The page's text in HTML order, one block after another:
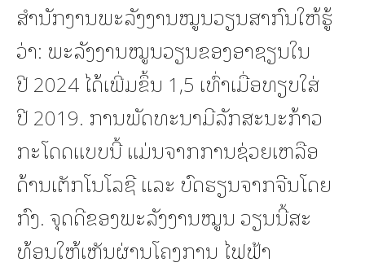
ສຳນັກງານພະລັງງານໝູນວຽນສາກົນໃຫ້ຮູ້
ວ່າ: ພະລັງງານໝູນວຽນຂອງອາຊຽນໃນ
ປີ 2024 ໄດ້ເພີ່ມຂຶ້ນ 1,5 ເທົ່າເມື່ອທຽບໃສ່
ປີ 2019. ການພັດທະນາມີລັກສະນະກ້າວ
ກະໂດດແບບນີ້ ແມ່ນຈາກການຊ່ວຍເຫລືອ
ດ້ານເຕັກໂນໂລຊີ ແລະ ບົດຮຽນຈາກຈີນໂດຍ
ກົງ. ຈຸດດີຂອງພະລັງງານໝູນ ວຽນນີ້ສະ
ທ້ອນໃຫ້ເຫັນຜ່ານໂຄງການ ໄຟຟ້າ